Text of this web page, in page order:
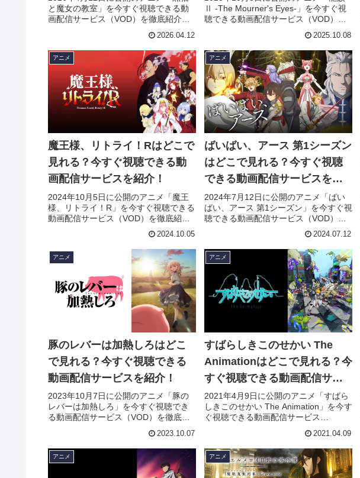
と魔女の教室」を今すぐ視聴できる動
画配信サービス（VOD）を徹底紹介。
フ、主題歌の情報はもちろん、実際に
見た人の感想やレビューもまとめてい
ます。
2026.04.12
Ⅱ -The Mourner's Eyes-」を今すぐ視
聴できる動画配信サービス（VOD）を
優、スタッフ、主題歌の情報はもちろ
ん、実際に見た人の感想やレビューも
まとめています。
2025.10.08
アニメ
魔王様、リトライ！Rはどこで
見れる？今すぐ視聴できる動
画配信サービスを紹介！
2024年10月5日に公開のアニメ「魔王
様、リトライ！R」を今すぐ視聴できる
動画配信サービス（VOD）を徹底紹
介。あらすじやキャスト・声優、スタ
ッフ、主題歌の情報はもちろん、実際
に見た人の感想やレビューもまとめて
います。
2024.10.05
アニメ
ばいばい、アース 第1シーズン
はどこで見れる？今すぐ視聴
できる動画配信サービスを紹
介！
2024年7月12日に公開のアニメ「ばい
ばい、アース 第1シーズン」を今すぐ視
聴できる動画配信サービス（VOD）を
徹底紹介。あらすじやキャスト・声
優、スタッフ、主題歌の情報はもちろ
ん、実際に見た人の感想やレビューも
まとめています。
2024.07.12
アニメ
豚のレバーは加熱しろはどこ
で見れる？今すぐ視聴できる
動画配信サービスを紹介！
2023年10月7日に公開のアニメ「豚の
レバーは加熱しろ」を今すぐ視聴でき
る動画配信サービス（VOD）を徹底紹
介。あらすじやキャスト・声優、スタ
ッフ、主題歌の情報はもちろん、実際
に見た人の感想やレビューもまとめて
います。
2023.10.07
アニメ
すばらしきこのせかい The
Animationはどこで見れる？今
すぐ視聴できる動画配信サー
ビスを紹介！
2021年4月9日に公開のアニメ「すばら
しきこのせかい The Animation」を今す
ぐ視聴できる動画配信サービス
（VOD）を徹底紹介。あらすじやキャ
スト・声優、スタッフ、主題歌の情報
はもちろん、実際に見た人の感想やレ
ビューもまとめています。
2021.04.09
アニメ アニメ